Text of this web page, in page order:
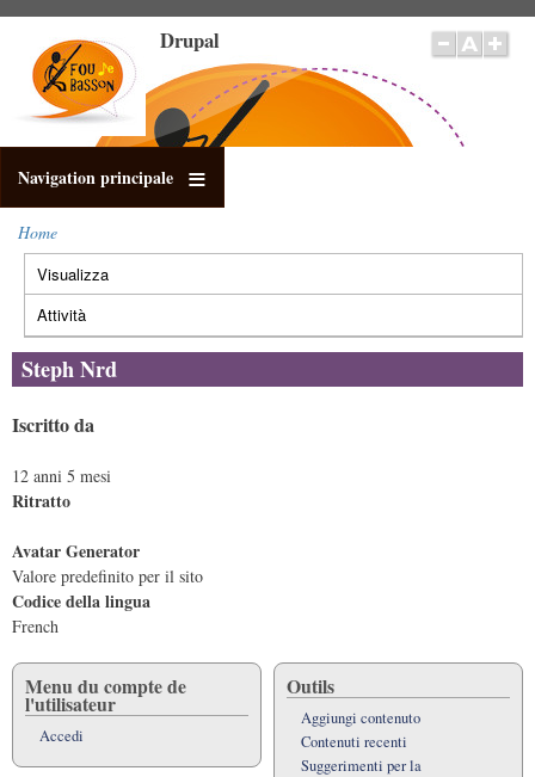
contenuto
principale
Drupal
Navigation principale
Briciole
di
pane
Home
Schede
primarie
Visualizza
attiva)
Attività
Steph Nrd
Iscritto da
12 anni 5 mesi
Ritratto
Avatar Generator
Valore predefinito per il sito
Codice della lingua
French
Menu du compte de
l'utilisateur
Accedi
Outils
Aggiungi contenuto
Contenuti recenti
Suggerimenti per la